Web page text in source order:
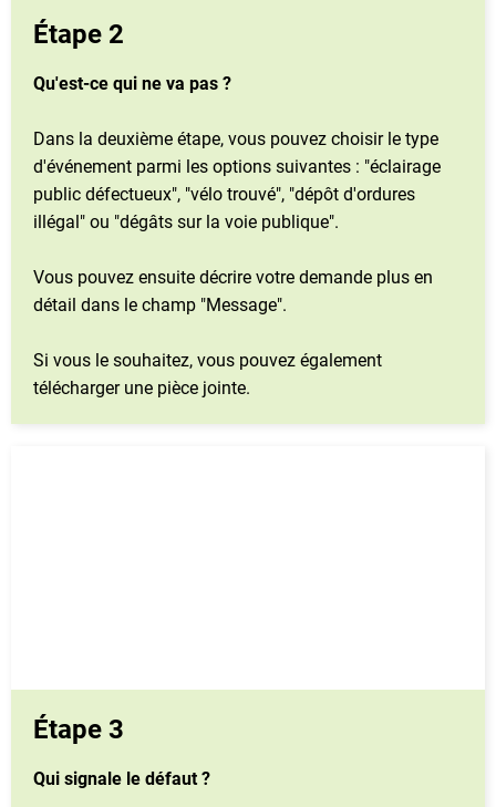
Étape 2
Qu'est-ce qui ne va pas ?
Dans la deuxième étape, vous pouvez choisir le type
d'événement parmi les options suivantes : "éclairage
public défectueux", "vélo trouvé", "dépôt d'ordures
illégal" ou "dégâts sur la voie publique".
Vous pouvez ensuite décrire votre demande plus en
détail dans le champ "Message".
Si vous le souhaitez, vous pouvez également
télécharger une pièce jointe.
Étape 3
Qui signale le défaut ?